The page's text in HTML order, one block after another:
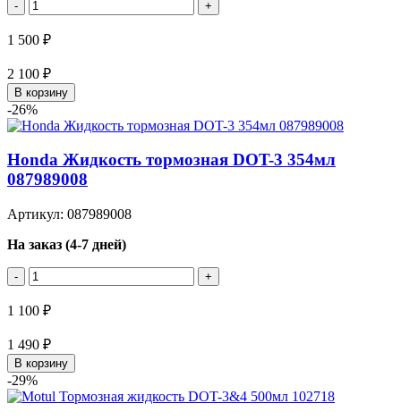
- +
1 500 ₽
2 100 ₽
В корзину
-26%
Honda Жидкость тормозная DOT-3 354мл
087989008
Артикул: 087989008
На заказ (4-7 дней)
- +
1 100 ₽
1 490 ₽
В корзину
-29%